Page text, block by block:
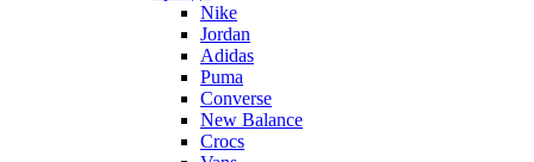
Nike
Jordan
Adidas
Puma
Converse
New Balance
Crocs